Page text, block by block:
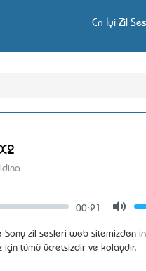
En İyi Zil
00:21
zil sesleri web sitemizden
tümü ücretsizdir ve kolaydır.